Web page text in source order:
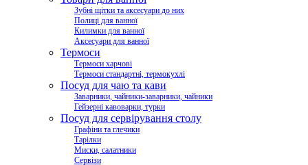
Зубні щітки та аксесуари до них
Полиці для ванної
Килимки для ванної
Аксесуари для ванної
Термоси
Термоси харчові
Термоси стандартні, термокухлі
Посуд для чаю та кави
Заварники, чайники-заварники, чайники
Гейзерні кавоварки, турки
Посуд для сервірування столу
Графіни та глечики
Тарілки
Миски, салатники
Сервізи